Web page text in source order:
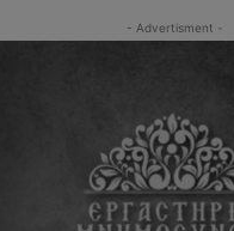
- Advertisment -